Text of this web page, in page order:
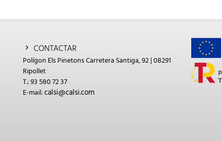
CONTACTAR
Polígon Els Pinetons Carretera Santiga, 92 | 08291
Ripollet
T.: 93 580 72 37
E-mail:calsi@calsi.com